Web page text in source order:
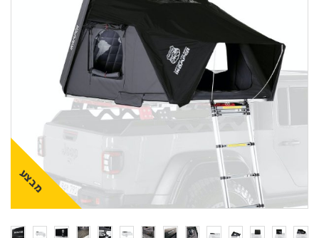
מבצע